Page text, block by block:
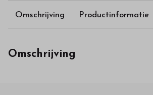
Omschrijving Productinformatie
Omschrijving